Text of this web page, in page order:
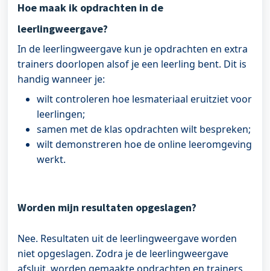
Hoe maak ik opdrachten in de
leerlingweergave?
In de leerlingweergave kun je opdrachten en extra
trainers doorlopen alsof je een leerling bent. Dit is
handig wanneer je:
wilt controleren hoe lesmateriaal eruitziet voor
leerlingen;
samen met de klas opdrachten wilt bespreken;
wilt demonstreren hoe de online leeromgeving
werkt.
Worden mijn resultaten opgeslagen?
Nee. Resultaten uit de leerlingweergave worden
niet opgeslagen. Zodra je de leerlingweergave